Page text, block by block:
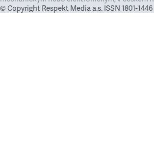
© Copyright Respekt Media a.s. ISSN 1801-1446